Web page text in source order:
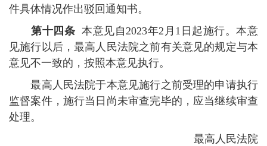
件具体情况作出驳回通知书。
第十四条 本意见自2023年2月1日起施行。本意
见施行以后，最高人民法院之前有关意见的规定与本
意见不一致的，按照本意见执行。
最高人民法院于本意见施行之前受理的申请执行
监督案件，施行当日尚未审查完毕的，应当继续审查
处理。
最高人民法院